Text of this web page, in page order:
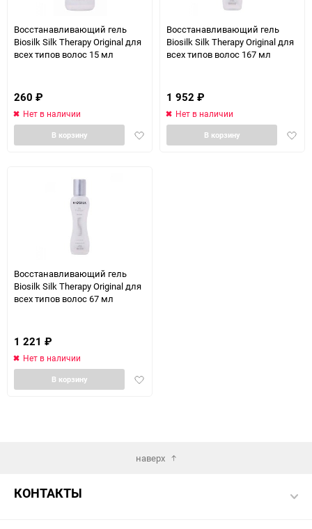
Восстанавливающий гель
Biosilk Silk Therapy Original для
всех типов волос 15 мл
260 ₽
Нет в наличии
Добавить
В корзину
Восстанавливающий гель
Biosilk Silk Therapy Original для
всех типов волос 167 мл
1 952 ₽
Нет в наличии
В корзину
Восстанавливающий гель
Biosilk Silk Therapy Original для
всех типов волос 67 мл
1 221 ₽
Нет в наличии
Добавить
В корзину
наверх
КОНТАКТЫ